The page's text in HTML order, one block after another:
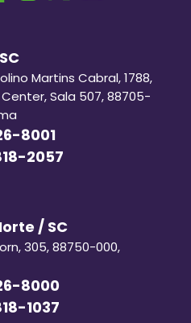
Martins Cabral, 1788,
Sala 507, 88705-
8001
2057
/ SC
305, 88750-000,
8000
1037